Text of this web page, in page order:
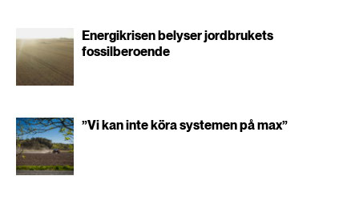
Energikrisen belyser jordbrukets
fossilberoende
”Vi kan inte köra systemen på max”